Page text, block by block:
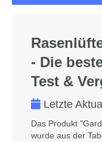
- Die
Test &
Letzte
Das Produkt
wurde aus der